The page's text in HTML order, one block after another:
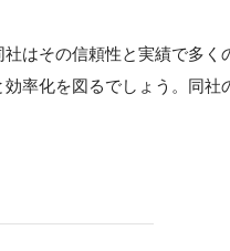
はその信頼性と実績で多
率化を図るでしょう。同